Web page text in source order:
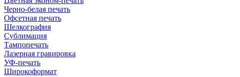
Черно-белая печать
Офсетная печать
Шелкография
Сублимация
Тампопечать
Лазерная гравировка
УФ-печать
Широкоформат